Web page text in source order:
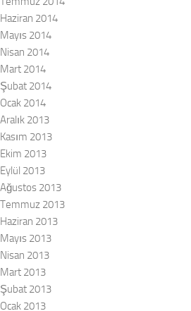
Haziran 2014
Mayıs 2014
Nisan 2014
Mart 2014
Şubat 2014
Ocak 2014
Aralık 2013
Kasım 2013
Ekim 2013
Eylül 2013
Ağustos 2013
Temmuz 2013
Haziran 2013
Mayıs 2013
Nisan 2013
Mart 2013
Şubat 2013
Ocak 2013